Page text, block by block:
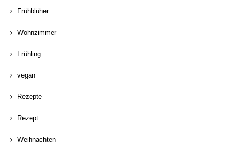
Frühblüher
Wohnzimmer
Frühling
vegan
Rezepte
Rezept
Weihnachten